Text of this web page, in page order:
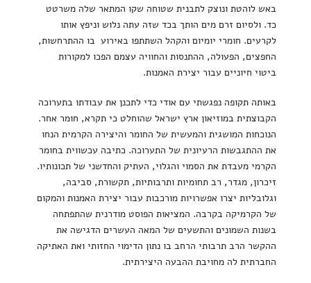
באש לוהטת ונוצק לתבנית שטוחה שקו המתאר שלה משרטט
כד. ולסיום זרם מים הותך בכד שזה עתה נלוש וניפץ אותו
לקרעים. חומרי יומיום והקהל השתתפו באירוע בו ההתרחשות,
החפצים, הפעולה, ההתנסות והחוויה עצמם הפכו למקורות
ביטוי חיוניים עבור יצירת האמנות.
באותה תקופה נפגשתי עם אודי כדי לתכנן את עבודתו בתערוכה
הקבוצתית במוזיאון ארץ ישראל שהוחלט כי תקרא, חומר אחר.
הנוכחות המושגית והמעשית של החומר והיצירה הקרמית הנחו
את ההתגבשות הרעיונית של התערוכה. כתיבה עכשווית בחומר
הקרמי מעבדת את הסמוי והגלוי, העתיק והחדשני של תכונותיו.
זיכרון, מגדר, רב תחומיות ותרבותיות, תקשורת, סביבה,
וגלובליות יצרו אפשרויות מורכבות עבור יצירת האמנות והמקום
של הקרמיקה בקרבה. המציאות הפוסט מודרנית שהתפתחה
בשנות השמונים והתשעים של המאה העשרים הדגישה את
ההקשר הרב תרבותי הרחב בו נתון הדימוי החזותי ואת האתיקה
החברתית לה מחויבת ההבעה היצירתית.